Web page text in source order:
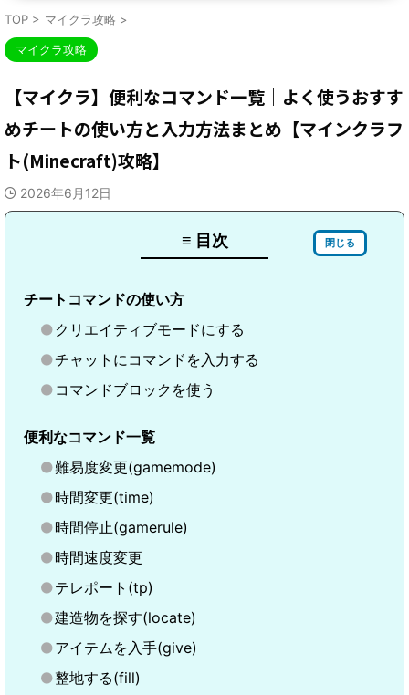
TOP > マイクラ攻略 >
マイクラ攻略
【マイクラ】便利なコマンド一覧｜よく使うおすす
めチートの使い方と入力方法まとめ【マインクラフ
ト(Minecraft)攻略】
2026年6月12日
≡ 目次 閉じる
チートコマンドの使い方
クリエイティブモードにする
チャットにコマンドを入力する
コマンドブロックを使う
便利なコマンド一覧
難易度変更(gamemode)
時間変更(time)
時間停止(gamerule)
時間速度変更
テレポート(tp)
建造物を探す(locate)
アイテムを入手(give)
整地する(fill)